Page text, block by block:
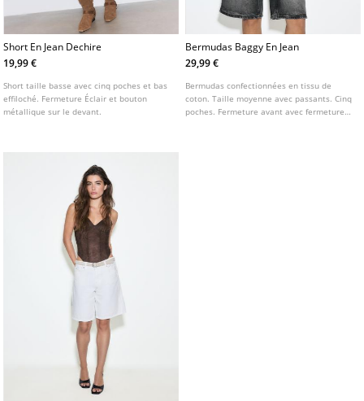
Short En Jean Dechire
19,99 €
Short taille basse avec cinq poches et bas
effiloché. Fermeture Éclair et bouton
métallique sur le devant.
Bermudas Baggy En Jean
29,99 €
Bermudas confectionnées en tissu de
coton. Taille moyenne avec passants. Cinq
poches. Fermeture avant avec fermeture